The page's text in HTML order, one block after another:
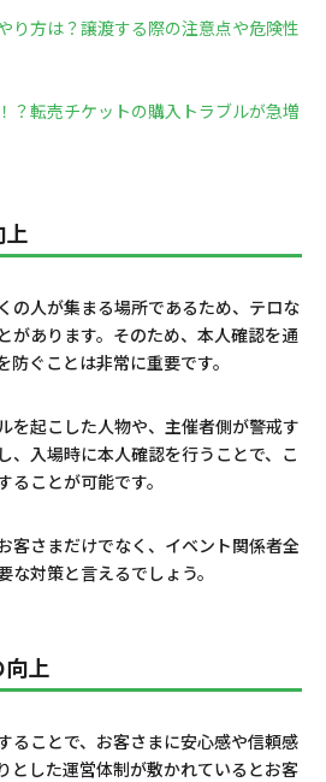
り方は？譲渡する際の注意点や危険性
？転売チケットの購入トラブルが急増
の人が集まる場所であるため、テロな
があります。そのため、本人確認を通
防ぐことは非常に重要です。
を起こした人物や、主催者側が警戒す
、入場時に本人確認を行うことで、こ
ことが可能です。
客さまだけでなく、イベント関係者全
対策と言えるでしょう。
上
ることで、お客さまに安心感や信頼感
とした運営体制が敷かれているとお客